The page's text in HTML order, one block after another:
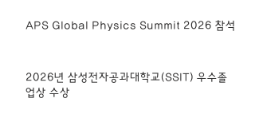
APS Global Physics Summit 2026 참석
2026년 삼성전자공과대학교(SSIT) 우수졸
업상 수상